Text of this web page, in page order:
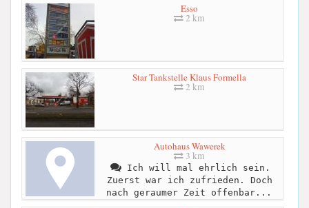
Esso
2 km
Star Tankstelle Klaus Formella
2 km
Autohaus Wawerek
3 km
Ich will mal ehrlich sein.
Zuerst war ich zufrieden. Doch
nach geraumer Zeit offenbar...